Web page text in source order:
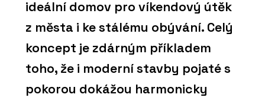
ideální domov pro víkendový útěk
z města i ke stálému obývání. Celý
koncept je zdárným příkladem
toho, že i moderní stavby pojaté s
pokorou dokážou harmonicky